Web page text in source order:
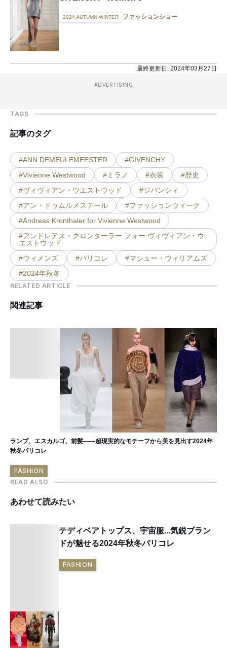
2024 AUTUMN WINTER ファッションショー
最終更新日: 2024年03月27日
ADVERTISING
TAGS
記事のタグ
#ANN DEMEULEMEESTER
#GIVENCHY
#Vivienne Westwood
#ミラノ #衣装
#歴史
#ヴィヴィアン・ウエストウッド
#ジバンシィ
#アン・ドゥムルメステール
#ファッションウィーク
#Andreas Kronthaler for Vivienne Westwood
#アンドレアス・クロンターラー フォー ヴィヴィアン・ウ
エストウッド
#ウィメンズ
#パリコレ
#マシュー・ウィリアムズ
#2024年秋冬
RELATED ARTICLE
関連記事
ランプ、エスカルゴ、前髪——超現実的なモチーフから美を見出す2024年
秋冬パリコレ
FASHION
READ ALSO
あわせて読みたい
テディベアトップス、宇宙服...気鋭ブラン
ドが魅せる2024年秋冬パリコレ
FASHION